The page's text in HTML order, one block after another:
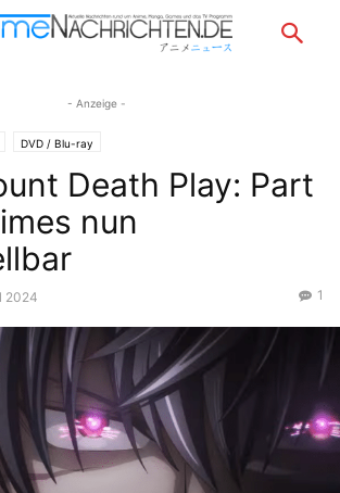
- Anzeige -
DVD / Blu-ray
Death Play: Part
nun
2024 1